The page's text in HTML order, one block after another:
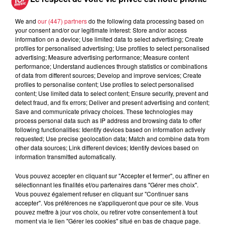
5 août 2026
Europa-Park : des précisons sur
l’après Euro-Mir
Dans la même série
vendredi 21 mars
La minute sport en Alsace avec Top Music
We and our (447) partnersdo the following data processing based on
your consent and/or our legitimate interest: Store and/or access
information on a device; Use limited data to select advertising; Create
profiles for personalised advertising; Use profiles to select personalised
advertising; Measure advertising performance; Measure content
performance; Understand audiences through statistics or combinations
of data from different sources; Develop and improve services; Create
profiles to personalise content; Use profiles to select personalised
content; Use limited data to select content; Ensure security, prevent and
detect fraud, and fix errors; Deliver and present advertising and content;
Save and communicate privacy choices. These technologies may
process personal data such as IP address and browsing data to offer
following functionalities: Identify devices based on information actively
requested; Use precise geolocation data; Match and combine data from
other data sources; Link different devices; Identify devices based on
information transmitted automatically.
Vous pouvez accepter en cliquant sur "Accepter et fermer", ou affiner en
sélectionnant les finalités et/ou partenaires dans "Gérer mes choix".
Vous pouvez également refuser en cliquant sur "Continuer sans
accepter". Vos préférences ne s'appliqueront que pour ce site. Vous
pouvez mettre à jour vos choix, ou retirer votre consentement à tout
moment via le lien "Gérer les cookies" situé en bas de chaque page.